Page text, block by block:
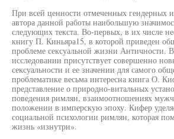
При всей ценности отмеченных гендерных
автора данной работы наибольшую
следующих текста. Во-первых, в их числе
книгу П. Киньяра15, в которой приведен
проблеме сексуальной жизни Античности.
исследовании присутствует совершенно
сексуальности и ее значении для самого
проблематике весьма интересна книга О.
представление о природно-витальных
поведения римлян, взаимоотношениях
положении в имперскую эпоху. Кифер
социальной психологии римлян, которая
жизнь «изнутри».